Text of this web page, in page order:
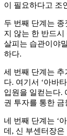
이 필요하다고 조
두 번째 단계는
지 않는 한 반드
살피는 습관이야
하다.
세 번째 단계는 추
다. 여기서 ‘아바
입원을 일컫는다.
권 투자를 통한
네 번째 단계는 ‘
데, 신 부센터장